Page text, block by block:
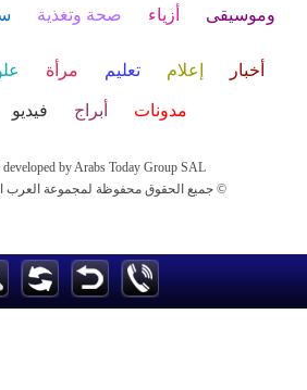
وموسيقى أزياء صحة وتغذية
أخبار إعلام تعليم مرأة
مدونات أبراج فيديو
developed by Arabs Today Group SAL
جميع الحقوق محفوظة لمجموعة العرب اليوم الاعلامية 2023 ©